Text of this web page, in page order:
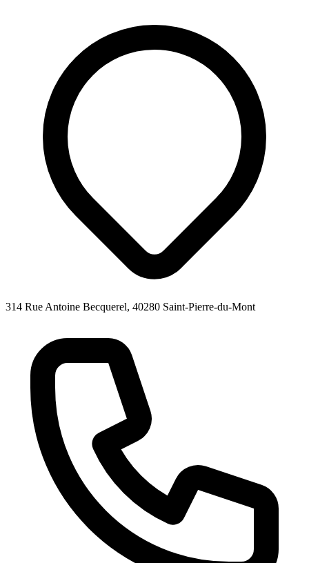
314 Rue Antoine Becquerel, 40280 Saint-Pierre-du-Mont